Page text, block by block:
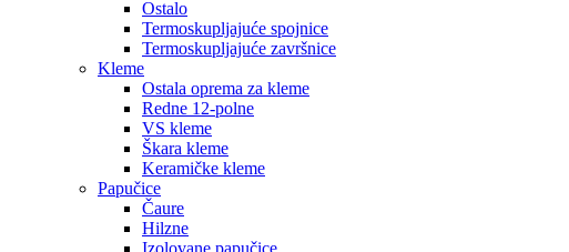
Ostalo
Termoskupljajuće spojnice
Termoskupljajuće završnice
Kleme
Ostala oprema za kleme
Redne 12-polne
VS kleme
Škara kleme
Keramičke kleme
Papučice
Čaure
Hilzne
Izolovane papučice